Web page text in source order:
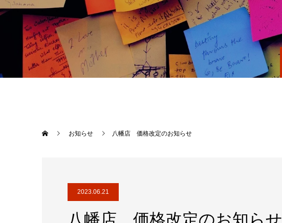
お知らせ 八幡店 価格改定のお知らせ
2023.06.21
八幡店 価格改定のお知らせ